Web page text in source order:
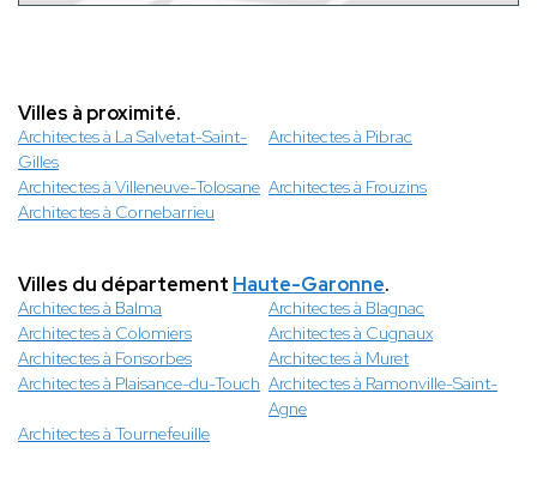
Villes à proximité.
Architectes à La Salvetat-Saint-
Gilles
Architectes à Pibrac
Architectes à Villeneuve-Tolosane Architectes à Frouzins
Architectes à Cornebarrieu
Villes du département Haute-Garonne.
Architectes à Balma
Architectes à Blagnac
Architectes à Colomiers
Architectes à Cugnaux
Architectes à Fonsorbes
Architectes à Muret
Architectes à Plaisance-du-Touch Architectes à Ramonville-Saint-
Agne
Architectes à Tournefeuille